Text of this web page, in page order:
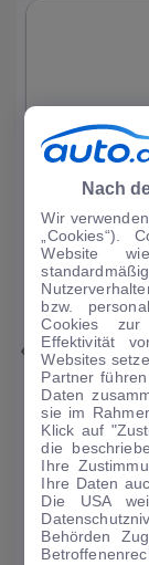
11
Skoda
Ambition PHEV
51.093 km·03/2023
Nach
Wir
„Cookies“).
Website
bzw.
Cookies
Effektivität
Websites
Partner
Daten
sie im
Klick auf
die
Ihre
Ihre Daten
Die USA
Behörden